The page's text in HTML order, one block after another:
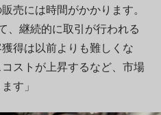
売には時間がかかります。
、継続的に取引が行われる
得は以前よりも難しくな
ストが上昇するなど、市場
す」